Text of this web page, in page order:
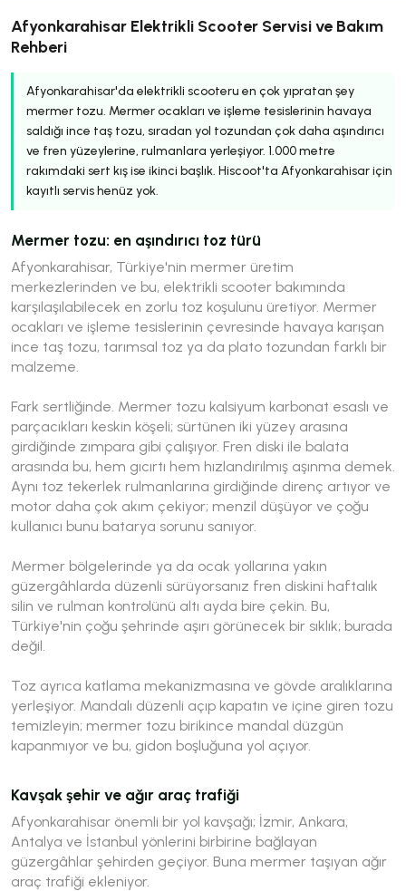
Afyonkarahisar Elektrikli Scooter Servisi ve Bakım
Rehberi
Afyonkarahisar'da elektrikli scooteru en çok yıpratan şey
mermer tozu. Mermer ocakları ve işleme tesislerinin havaya
saldığı ince taş tozu, sıradan yol tozundan çok daha aşındırıcı
ve fren yüzeylerine, rulmanlara yerleşiyor. 1.000 metre
rakımdaki sert kış ise ikinci başlık. Hiscoot'ta Afyonkarahisar için
kayıtlı servis henüz yok.
Mermer tozu: en aşındırıcı toz türü
Afyonkarahisar, Türkiye'nin mermer üretim
merkezlerinden ve bu, elektrikli scooter bakımında
karşılaşılabilecek en zorlu toz koşulunu üretiyor. Mermer
ocakları ve işleme tesislerinin çevresinde havaya karışan
ince taş tozu, tarımsal toz ya da plato tozundan farklı bir
malzeme.
Fark sertliğinde. Mermer tozu kalsiyum karbonat esaslı ve
parçacıkları keskin köşeli; sürtünen iki yüzey arasına
girdiğinde zımpara gibi çalışıyor. Fren diski ile balata
arasında bu, hem gıcırtı hem hızlandırılmış aşınma demek.
Aynı toz tekerlek rulmanlarına girdiğinde direnç artıyor ve
motor daha çok akım çekiyor; menzil düşüyor ve çoğu
kullanıcı bunu batarya sorunu sanıyor.
Mermer bölgelerinde ya da ocak yollarına yakın
güzergâhlarda düzenli sürüyorsanız fren diskini haftalık
silin ve rulman kontrolünü altı ayda bire çekin. Bu,
Türkiye'nin çoğu şehrinde aşırı görünecek bir sıklık; burada
değil.
Toz ayrıca katlama mekanizmasına ve gövde aralıklarına
yerleşiyor. Mandalı düzenli açıp kapatın ve içine giren tozu
temizleyin; mermer tozu birikince mandal düzgün
kapanmıyor ve bu, gidon boşluğuna yol açıyor.
Kavşak şehir ve ağır araç trafiği
Afyonkarahisar önemli bir yol kavşağı; İzmir, Ankara,
Antalya ve İstanbul yönlerini birbirine bağlayan
güzergâhlar şehirden geçiyor. Buna mermer taşıyan ağır
araç trafiği ekleniyor.